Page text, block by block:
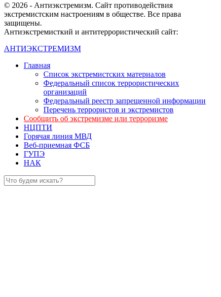
© 2026 - Антиэкстремизм. Сайт противодействия
экстремистским настроениям в обществе. Все права
защищены.
Антиэкстремисткий и антитеррористический сайт:
АНТИЭКСТРЕМИЗМ
Главная
Список экстремистских материалов
Федеральный список террористических
организаций
Федеральный реестр запрещенной информации
Перечень террористов и экстремистов
Сообщить об экстремизме или терроризме
НЦПТИ
Горячая линия МВД
Веб-приемная ФСБ
ГУПЭ
НАК